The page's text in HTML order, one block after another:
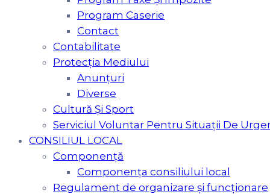
Program Caserie
Contact
Contabilitate
Protecția Mediului
Anunțuri
Diverse
Cultură Şi Sport
Serviciul Voluntar Pentru Situaţii De
CONSILIUL LOCAL
Componență
Componența consiliului local
Regulament de organizare și funcționare